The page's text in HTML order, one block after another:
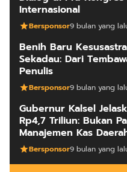
Internasional
Bersponsor9 bulan yang
Benih Baru
Sekadau: Dari
Penulis
Bersponsor9 bulan yang
Gubernur Kalsel
Rp4,7 Triliun: Bukan
Manajemen Kas
Bersponsor9 bulan yang